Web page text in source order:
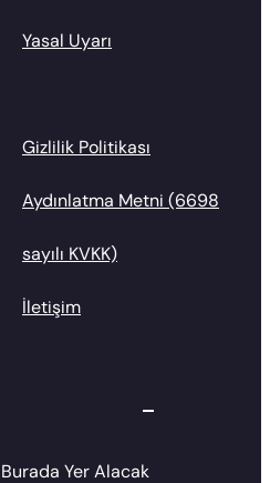
Yasal Uyarı
Gizlilik Politikası
Aydınlatma Metni (6698
sayılı KVKK)
İletişim
Yer Alacak